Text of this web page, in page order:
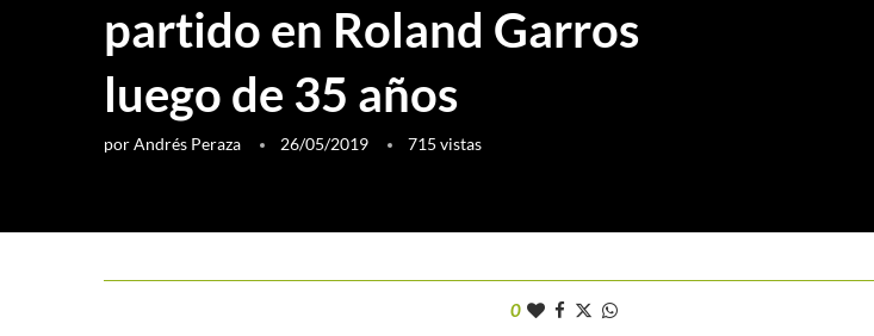
partido en Roland Garros
luego de 35 años
porAndrés Peraza 26/05/2019 715 vistas
0